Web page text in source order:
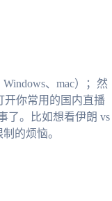
、mac）；然
开你常用的国内直播
了。比如想看伊朗 vs
的烦恼。